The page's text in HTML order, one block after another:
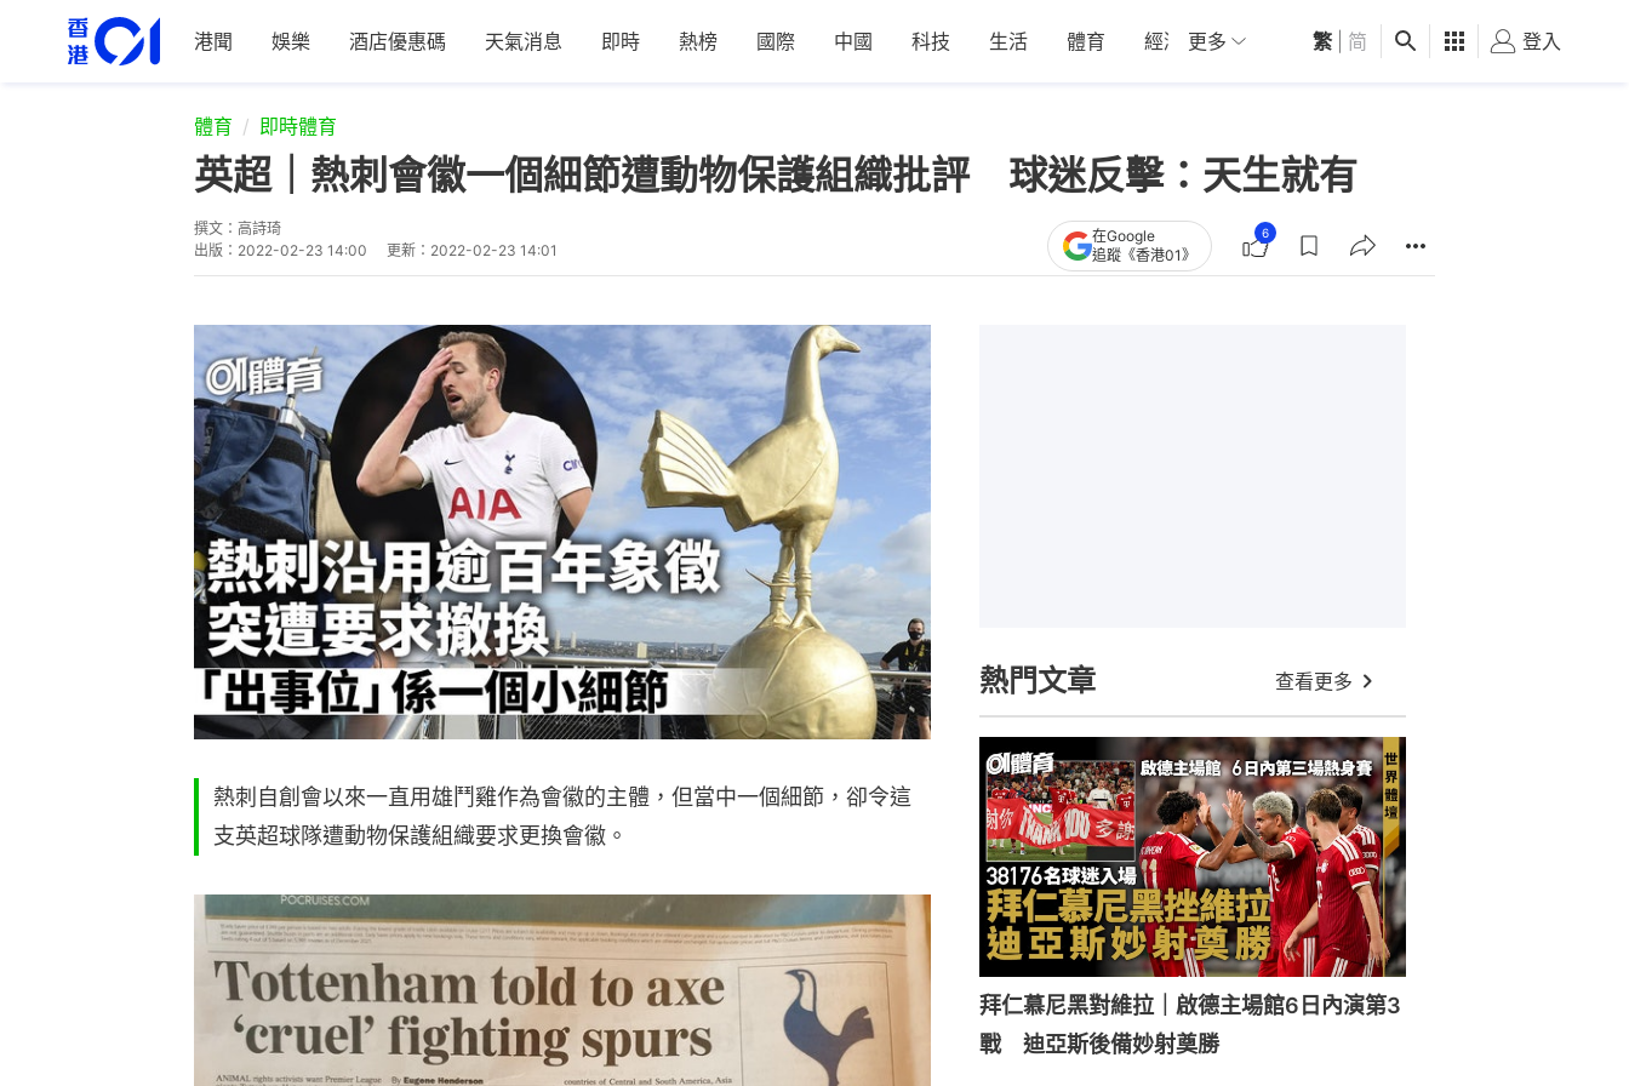
港聞 娛樂 酒店優惠碼 天氣消息 即時 熱榜 國際 中國 科技 生活 體育 經濟 01深圳 觀點 健康 好食玩飛
更多 繁 简 登入
體育 即時體育
英超｜熱刺會徽一個細節遭動物保護組織批評 球迷反擊：天生就有
撰文： 高詩琦
出版： 2022-02-23 14:00 更新： 2022-02-23 14:01
在Google
追蹤《香港01》
6
熱刺自創會以來一直用雄鬥雞作為會徽的主體，但當中一個細節，卻令這
支英超球隊遭動物保護組織要求更換會徽。
熱門文章 查看更多
拜仁慕尼黑對維拉｜啟德主場館6日內演第3
戰 迪亞斯後備妙射奠勝